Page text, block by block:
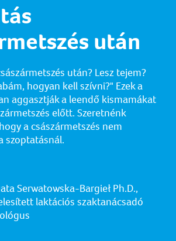
után
után? Lesz tejem?
hogyan kell szívni?" Ezek a
aggasztják a leendő kismamákat
előtt. Szeretnénk
a császármetszés nem
szoptatásnál.
Serwatowska-Bargieł Ph.D.,
laktációs szaktanácsadó